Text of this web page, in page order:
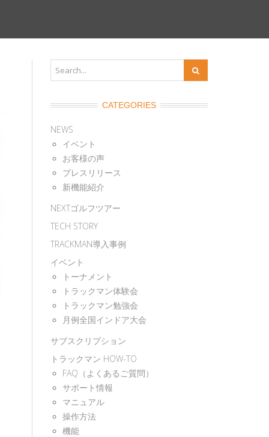
CATEGORIES
NEWS
イベント
お客様の声
プレスリリース
新機能紹介
NEXTゴルフツアー
TECH STORY
TRACKMAN導入事例
イベント
トーナメント
トラックマン体験会
トラックマン勉強会
月例全国インドア大会
サブスクリプション
トラックマン HOW-TO
FAQ（よくあるご質問）
サポート情報
マニュアル
操作方法
機能